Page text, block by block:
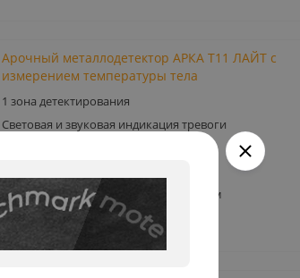
Арочный металлодетектор АРКА Т11 ЛАЙТ с
измерением температуры тела
1 зона детектирования
Световая и звуковая индикация тревоги
Габариты внешние: 2200 х 860 х 500 мм
Показать полностью